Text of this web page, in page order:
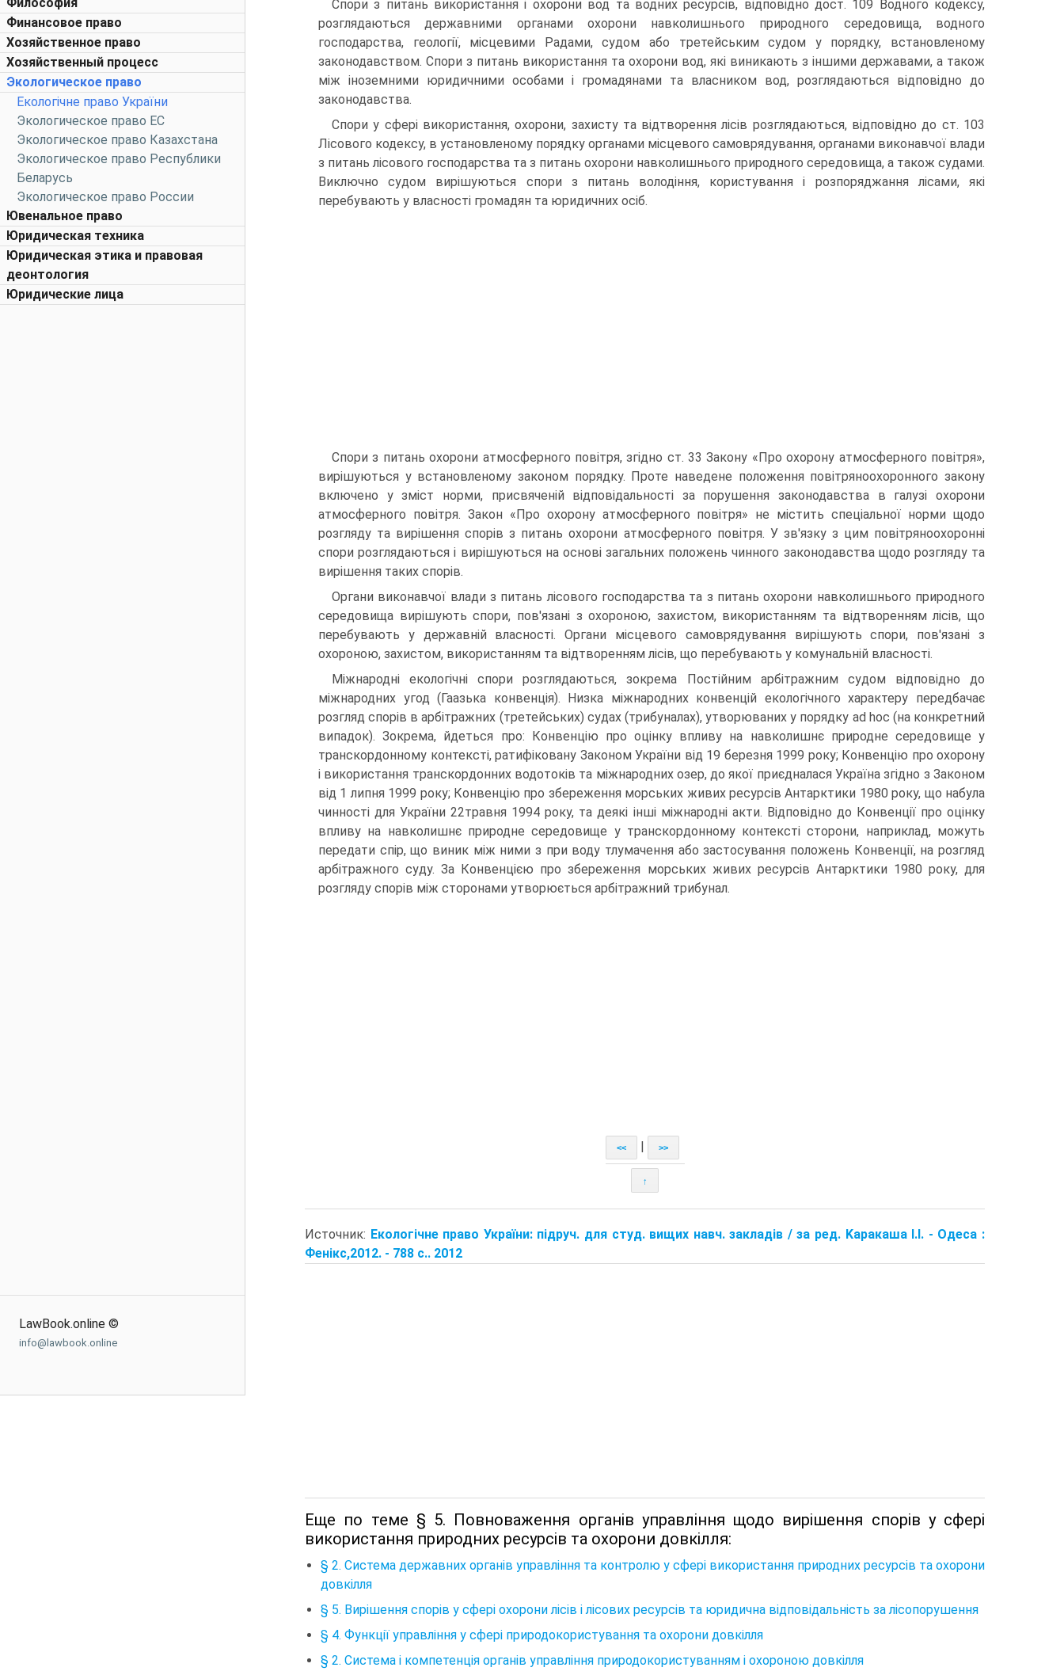
Финансовое право
Хозяйственное право
Хозяйственный процесс
Экологическое право
Екологічне право України
Экологическое право ЕС
Экологическое право Казахстана
Экологическое право Республики
Беларусь
Экологическое право России
Ювенальное право
Юридическая техника
Юридическая этика и правовая
деонтология
Юридические лица
LawBook.online ©
info@lawbook.online
Спори з питань використання і охорони вод та водних ресурсів, відповідно дост. 109 Водного кодексу,
розглядаються державними органами охорони навко­лишнього природного середовища, водного
господарства, геології, місцевими Радами, судом або третейським судом у порядку, встановленому
законодав­ством. Спори з питань використання та охорони вод, які виникають з іншими державами, а також
між іноземними юридичними особами і громадянами та власником вод, розглядаються відповідно до
законодавства.
Спори у сфері використання, охорони, захисту та відтворення лісів роз­глядаються, відповідно до ст. 103
Лісового кодексу, в установленому порядку органами місцевого самоврядування, органами виконавчої влади
з питань лісового господарства та з питань охорони навколишнього природного середо­вища, а також судами.
Виключно судом вирішуються спори з питань володіння, користування і розпоряджання лісами, які
перебувають у власності громадян та юридичних осіб.
Спори з питань охорони атмосферного повітря, згідно ст. 33 Закону «Про охорону атмосферного повітря»,
вирішуються у встановленому законом по­рядку. Проте наведене положення повітряноохоронного закону
включено у зміст норми, присвяченій відповідальності за порушення законодавства в галузі охорони
атмосферного повітря. Закон «Про охорону атмосферного повітря» не містить спеціальної норми щодо
розгляду та вирішення спорів з питань охорони атмосферного повітря. У зв'язку з цим повітряноохоронні
спори розглядаються і вирішуються на основі загальних положень чинного законодавства щодо роз­гляду та
вирішення таких спорів.
Органи виконавчої влади з питань лісового господарства та з питань охорони навколишнього природного
середовища вирішують спори, пов'язані з охороною, захистом, використанням та відтворенням лісів, що
перебувають у державній власності. Органи місцевого самоврядування вирішують спори, пов'язані з
охороною, захистом, використанням та відтворенням лісів, що перебувають у комунальній власності.
Міжнародні екологічні спори розглядаються, зокрема Постійним арбіт­ражним судом відповідно до
міжнародних угод (Гаазька конвенція). Низка міжнародних конвенцій екологічного характеру передбачає
розгляд спорів в арбітражних (третейських) судах (трибуналах), утворюваних у порядку ad hoc (на конкретний
випадок). Зокрема, йдеться про: Конвенцію про оцінку впливу на навколишнє природне середовище у
транскордонному контексті, ратифіковану Законом України від 19 березня 1999 року; Конвенцію про охорону
і використання транскордонних водотоків та міжнародних озер, до якої приєдналася Україна згідно з Законом
від 1 липня 1999 року; Конвенцію про збереження морських живих ресурсів Антарктики 1980 року, що набула
чинності для України 22травня 1994 року, та деякі інші міжнародні акти. Відповідно до Конвенції про оцінку
впли­ву на навколишнє природне середовище у транскордонному контексті сторони, наприклад, можуть
передати спір, що виник між ними з при воду тлумачення або застосування положень Конвенції, на розгляд
арбітражного суду. За Конвенцією про збереження морських живих ресурсів Антарктики 1980 року, для
розгляду спорів між сторонами утворюється арбітражний трибунал.
<< >>
↑
Источник: Екологічне право України: підруч. для студ. вищих навч. закладів / за ред. Kapaкаша І.І. - Одеса :
Фенікс,2012. - 788 с.. 2012
Еще по теме § 5. Повноваження органів управління щодо вирішення спорів у сфері
використання природних ресурсів та охорони довкілля:
§ 2. Система державних органів управління та контролю у сфері використання природних ресурсів та охорони
довкілля
§ 5. Вирішення спорів у сфері охорони лісів і лісових ресурсів та юридична відповідальність за лісопорушення
§ 4. Функції управління у сфері природокористування та охорони довкілля
§ 2. Система і компетенція органів управління природокористуванням і охороною довкілля